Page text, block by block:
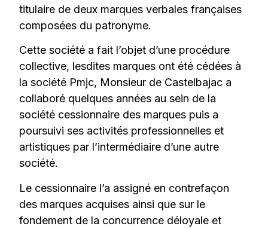
titulaire de deux marques verbales françaises
composées du patronyme.
Cette société a fait l’objet d’une procédure
collective, lesdites marques ont été cédées à
la société Pmjc, Monsieur de Castelbajac a
collaboré quelques années au sein de la
société cessionnaire des marques puis a
poursuivi ses activités professionnelles et
artistiques par l’intermédiaire d’une autre
société.
Le cessionnaire l’a assigné en contrefaçon
des marques acquises ainsi que sur le
fondement de la concurrence déloyale et